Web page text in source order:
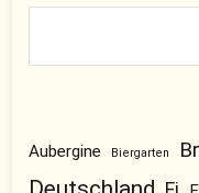
Aubergine Biergarten